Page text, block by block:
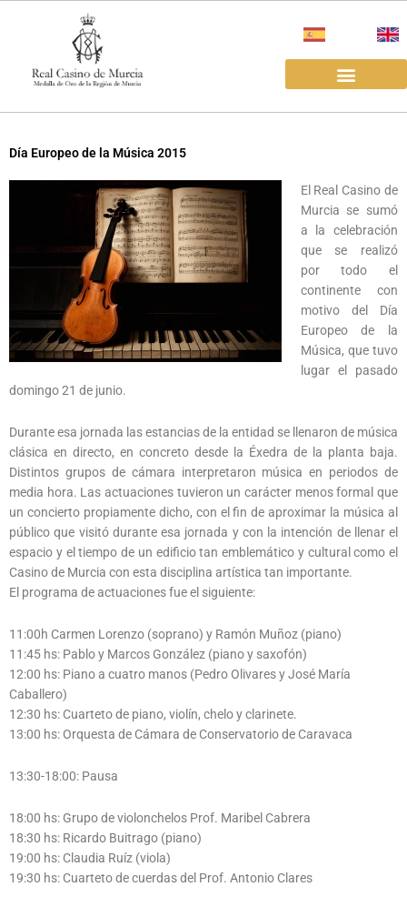
Día Europeo de la Música 2015
El Real Casino de
Murcia se sumó
a la celebración
que se realizó
por todo el
continente con
motivo del Día
Europeo de la
Música, que tuvo
lugar el pasado
domingo 21 de junio.
Durante esa jornada las estancias de la entidad se llenaron de música
clásica en directo, en concreto desde la Éxedra de la planta baja.
Distintos grupos de cámara interpretaron música en periodos de
media hora. Las actuaciones tuvieron un carácter menos formal que
un concierto propiamente dicho, con el fin de aproximar la música al
público que visitó durante esa jornada y con la intención de llenar el
espacio y el tiempo de un edificio tan emblemático y cultural como el
Casino de Murcia con esta disciplina artística tan importante.
El programa de actuaciones fue el siguiente:
11:00h Carmen Lorenzo (soprano) y Ramón Muñoz (piano)
11:45 hs: Pablo y Marcos González (piano y saxofón)
12:00 hs: Piano a cuatro manos (Pedro Olivares y José María
Caballero)
12:30 hs: Cuarteto de piano, violín, chelo y clarinete.
13:00 hs: Orquesta de Cámara de Conservatorio de Caravaca
13:30-18:00: Pausa
18:00 hs: Grupo de violonchelos Prof. Maribel Cabrera
18:30 hs: Ricardo Buitrago (piano)
19:00 hs: Claudia Ruíz (viola)
19:30 hs: Cuarteto de cuerdas del Prof. Antonio Clares